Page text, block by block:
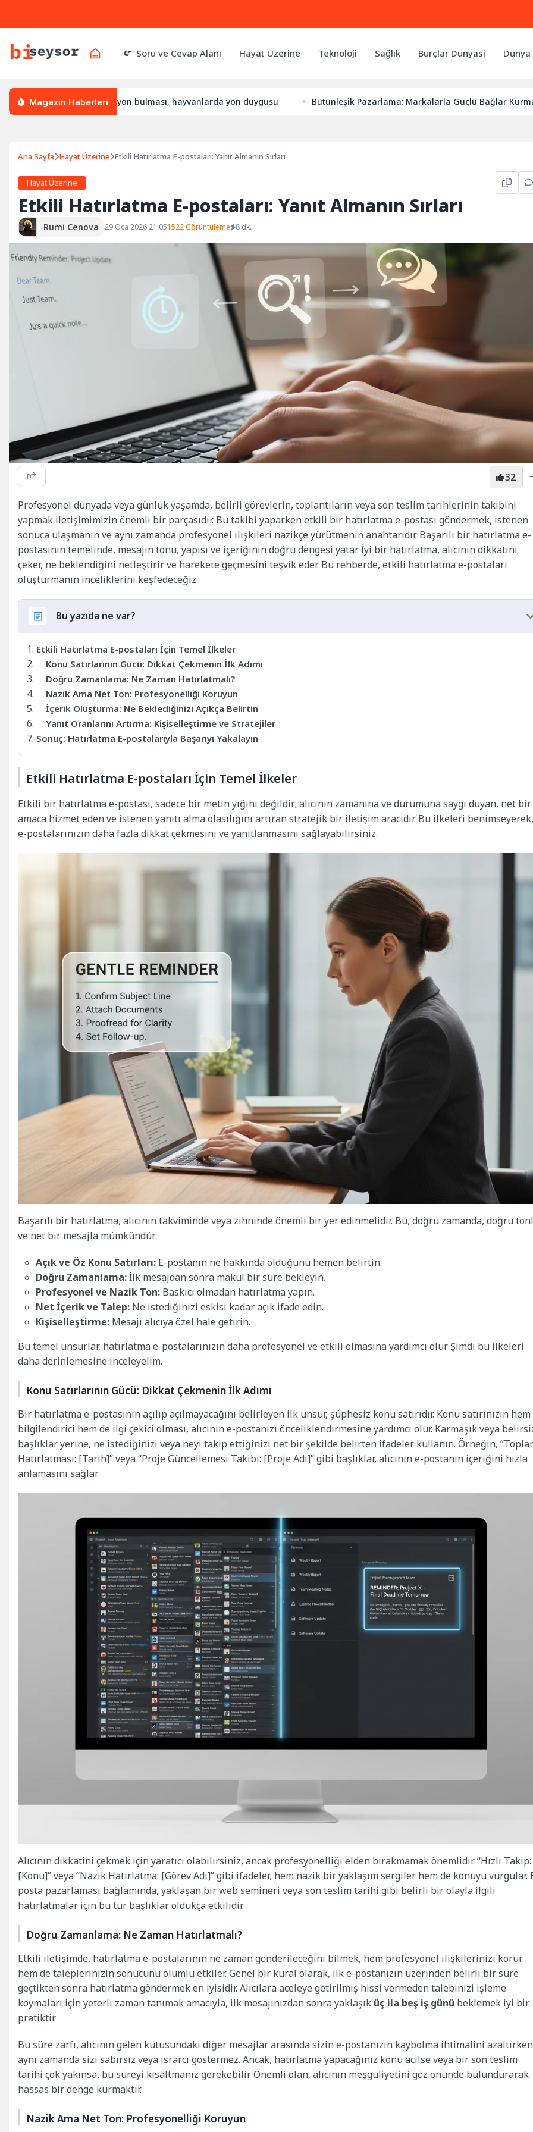
Soru ve Cevap Alanı Hayat Üzerine Teknoloji Sağlık Burçlar Dunyasi
Magazin Haberleri
yön bulur, leylek yön bulması, hayvanlarda yön duygusu Bütünleşik Pazarlama: Markalarla Güçlü Bağlar Kurmanın
Ana Sayfa Hayat Üzerine Etkili Hatırlatma E-postaları: Yanıt Almanın Sırları
Hayat Üzerine
Etkili Hatırlatma E-postaları: Yanıt Almanın Sırları
Rumi Cenova 29 Oca 2026 21:051522 Görüntüleme 8 dk.
32
Profesyonel dünyada veya günlük yaşamda, belirli görevlerin, toplantıların veya son teslim tarihlerinin takibini
yapmak iletişimimizin önemli bir parçasıdır. Bu takibi yaparken etkili bir hatırlatma e-postası göndermek, istenen
sonuca ulaşmanın ve aynı zamanda profesyonel ilişkileri nazikçe yürütmenin anahtarıdır. Başarılı bir hatırlatma e-
postasının temelinde, mesajın tonu, yapısı ve içeriğinin doğru dengesi yatar. İyi bir hatırlatma, alıcının dikkatini
çeker, ne beklendiğini netleştirir ve harekete geçmesini teşvik eder. Bu rehberde, etkili hatırlatma e-postaları
oluşturmanın inceliklerini keşfedeceğiz.
Bu yazıda ne var?
Etkili Hatırlatma E-postaları İçin Temel İlkeler
Konu Satırlarının Gücü: Dikkat Çekmenin İlk Adımı
Doğru Zamanlama: Ne Zaman Hatırlatmalı?
Nazik Ama Net Ton: Profesyonelliği Koruyun
İçerik Oluşturma: Ne Beklediğinizi Açıkça Belirtin
Yanıt Oranlarını Artırma: Kişiselleştirme ve Stratejiler
Sonuç: Hatırlatma E-postalarıyla Başarıyı Yakalayın
Etkili Hatırlatma E-postaları İçin Temel İlkeler
Etkili bir hatırlatma e-postası, sadece bir metin yığını değildir; alıcının zamanına ve durumuna saygı duyan, net bir
amaca hizmet eden ve istenen yanıtı alma olasılığını artıran stratejik bir iletişim aracıdır. Bu ilkeleri benimseyerek,
e-postalarınızın daha fazla dikkat çekmesini ve yanıtlanmasını sağlayabilirsiniz.
Başarılı bir hatırlatma, alıcının takviminde veya zihninde önemli bir yer edinmelidir. Bu, doğru zamanda, doğru
ve net bir mesajla mümkündür.
Açık ve Öz Konu Satırları: E-postanın ne hakkında olduğunu hemen belirtin.
Doğru Zamanlama:İlk mesajdan sonra makul bir süre bekleyin.
Profesyonel ve Nazik Ton: Baskıcı olmadan hatırlatma yapın.
Net İçerik ve Talep: Ne istediğinizi eskisi kadar açık ifade edin.
Kişiselleştirme: Mesajı alıcıya özel hale getirin.
Bu temel unsurlar, hatırlatma e-postalarınızın daha profesyonel ve etkili olmasına yardımcı olur. Şimdi bu ilkeleri
daha derinlemesine inceleyelim.
Konu Satırlarının Gücü: Dikkat Çekmenin İlk Adımı
Bir hatırlatma e-postasının açılıp açılmayacağını belirleyen ilk unsur, şüphesiz konu satırıdır. Konu satırınızın hem
bilgilendirici hem de ilgi çekici olması, alıcının e-postanızı önceliklendirmesine yardımcı olur. Karmaşık veya
başlıklar yerine, ne istediğinizi veya neyi takip ettiğinizi net bir şekilde belirten ifadeler kullanın. Örneğin,
Hatırlatması: [Tarih]” veya “Proje Güncellemesi Takibi: [Proje Adı]” gibi başlıklar, alıcının e-postanın içeriğini hızla
anlamasını sağlar.
Alıcının dikkatini çekmek için yaratıcı olabilirsiniz, ancak profesyonelliği elden bırakmamak önemlidir. “Hızlı Takip:
[Konu]” veya “Nazik Hatırlatma: [Görev Adı]” gibi ifadeler, hem nazik bir yaklaşım sergiler hem de konuyu vurgular.
posta pazarlaması bağlamında, yaklaşan bir web semineri veya son teslim tarihi gibi belirli bir olayla ilgili
hatırlatmalar için bu tür başlıklar oldukça etkilidir.
Doğru Zamanlama: Ne Zaman Hatırlatmalı?
Etkili iletişimde, hatırlatma e-postalarının ne zaman gönderileceğini bilmek, hem profesyonel ilişkilerinizi korur
hem de taleplerinizin sonucunu olumlu etkiler. Genel bir kural olarak, ilk e-postanızın üzerinden belirli bir süre
geçtikten sonra hatırlatma göndermek en iyisidir. Alıcılara aceleye getirilmiş hissi vermeden talebinizi işleme
koymaları için yeterli zaman tanımak amacıyla, ilk mesajınızdan sonra yaklaşık üç ila beş iş günü beklemek iyi bir
pratiktir.
Bu süre zarfı, alıcının gelen kutusundaki diğer mesajlar arasında sizin e-postanızın kaybolma ihtimalini
aynı zamanda sizi sabırsız veya ısrarcı göstermez. Ancak, hatırlatma yapacağınız konu acilse veya bir son teslim
tarihi çok yakınsa, bu süreyi kısaltmanız gerekebilir. Önemli olan, alıcının meşguliyetini göz önünde bulundurarak
hassas bir denge kurmaktır.
Nazik Ama Net Ton: Profesyonelliği Koruyun